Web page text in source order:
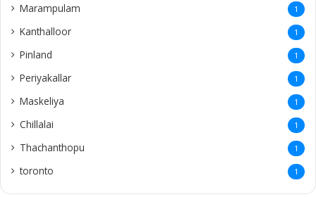
Marampulam 1
Kanthalloor 1
Pinland 1
Periyakallar 1
Maskeliya 1
Chillalai 1
Thachanthopu 1
toronto 1